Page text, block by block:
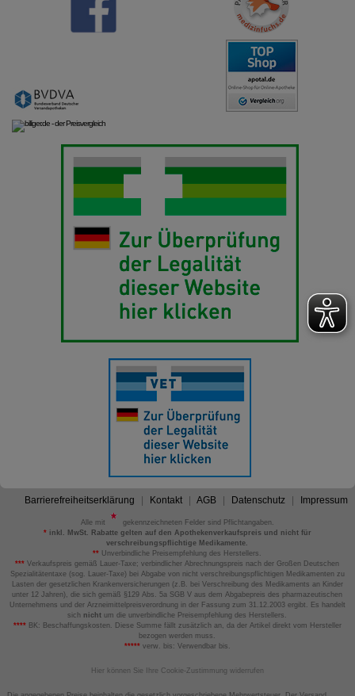
Barrierefreiheitserklärung Kontakt AGB Datenschutz Impressum
Alle mit
gekennzeichneten Felder sind Pflichtangaben.
*inkl. MwSt. Rabatte gelten auf den Apothekenverkaufspreis und nicht für
verschreibungspflichtige Medikamente.
** Unverbindliche Preisempfehlung des Herstellers.
*** Verkaufspreis gemäß Lauer-Taxe; verbindlicher Abrechnungspreis nach der Großen Deutschen
Spezialitätentaxe (sog. Lauer-Taxe) bei Abgabe von nicht verschreibungspflichtigen Medikamenten zu
Lasten der gesetzlichen Krankenversicherungen (z.B. bei Verschreibung des Medikaments an Kinder
unter 12 Jahren), die sich gemäß §129 Abs. 5a SGB V aus dem Abgabepreis des pharmazeutischen
Unternehmens und der Arzneimittelpreisverordnung in der Fassung zum 31.12.2003 ergibt. Es handelt
sich nicht um die unverbindliche Preisempfehlung des Herstellers.
****BK: Beschaffungskosten. Diese Summe fällt zusätzlich an, da der Artikel direkt vom Hersteller
bezogen werden muss.
*****verw. bis: Verwendbar bis.
Hier können Sie Ihre Cookie-Zustimmung widerrufen